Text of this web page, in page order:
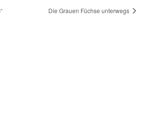
Die Grauen Füchse unterwegs